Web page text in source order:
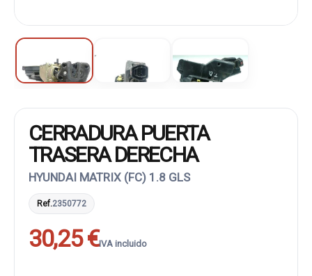
CERRADURA PUERTA
TRASERA DERECHA
HYUNDAI MATRIX (FC) 1.8 GLS
Ref.2350772
30,25 €IVA incluido